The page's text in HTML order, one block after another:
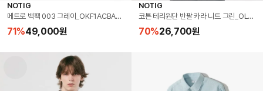
NOTIG
메트로 백팩 003 그레이_OKF1ACBA103G1
71 %49,000원
NOTIG
코튼 테리원단 반팔 카라 니트 그린
70%26,700원